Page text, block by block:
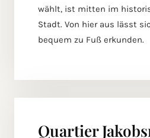
wählt, ist mitten im
Stadt. Von hier aus lässt
bequem zu Fuß erkunden.
Quartier